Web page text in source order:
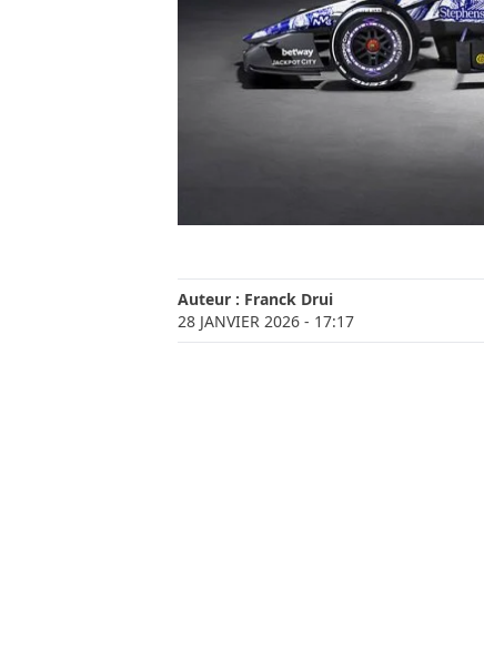
Auteur : Franck Drui
28 JANVIER 2026 - 17:17